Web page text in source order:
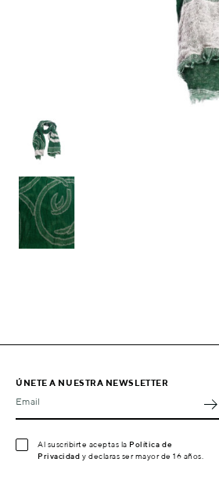
ÚNETE A NUESTRA NEWSLETTER
Email
Al suscribirte aceptas la Política de
Privacidad y declaras ser mayor de 16 años.